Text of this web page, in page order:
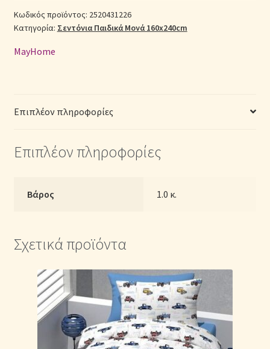
Πολιτική cookie
Σεντόνια Σετ
Μονά
2520431226
160cm
ποσότητα
Κωδικός προϊόντος: 2520431226
Κατηγορία: Σεντόνια Παιδικά Μονά 160x240cm
MayHome
Επιπλέον πληροφορίες
Επιπλέον πληροφορίες
Βάρος 1.0 κ.
Σχετικά προϊόντα